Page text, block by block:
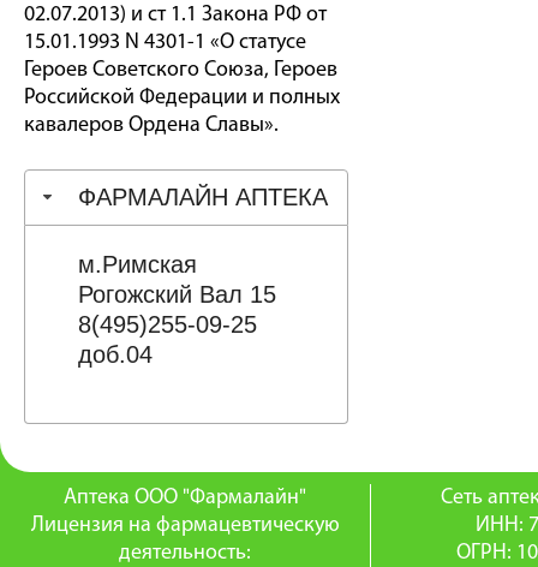
02.07.2013) и ст 1.1 Закона РФ от
15.01.1993 N 4301-1 «О статусе
Героев Советского Союза, Героев
Российской Федерации и полных
кавалеров Ордена Славы».
ФАРМАЛАЙН АПТЕКА
м.Римская
Рогожский Вал 15
8(495)255-09-25
доб.04
Аптека ООО "Фармалайн"
Лицензия на фармацевтическую
деятельность:
Сеть
ИНН:
ОГРН: